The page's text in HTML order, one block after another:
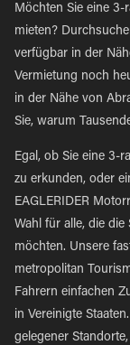
Möchten Sie eine
mieten?
verfügbar in der
Vermietung noch
in der Nähe von
Sie, warum
Egal, ob Sie eine 3-
zu erkunden, oder
EAGLERIDER
Wahl für alle, die
möchten. Unsere
metropolitan
Fahrern einfachen
in Vereinigte
gelegener